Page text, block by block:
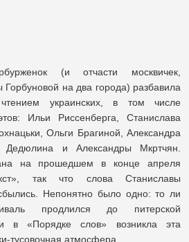
(и отчасти москвичек,
на два города) разбавила
украинских, в том числе
Ильи Риссенберга, Станислава
Ольги Брагиной, Александра
Дедюлина и Александры Мкртчян.
на прошедшем в конце апреля
так что слова Станиславы
Непонятно было одно: то ли
продлился до питерской
в «Порядке слов» возникла эта
тусовочная атмосфера.